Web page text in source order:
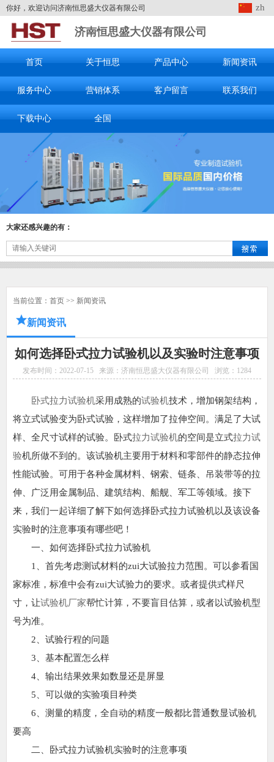
你好，欢迎访问济南恒思盛大仪器有限公司 zh
济南恒思盛大仪器有限公司
首页 关于恒思 产品中心 新闻资讯
服务中心 营销体系 客户留言 联系我们
下载中心 全国
大家还感兴趣的有：
当前位置： 首页 >> 新闻资讯
新闻资讯
如何选择卧式拉力试验机以及实验时注意事项
发布时间：2022-07-15 来源：济南恒思盛大仪器有限公司 浏览： 1284
卧式拉力试验机采用成熟的试验机技术，增加钢架结构，
将立式试验变为卧式试验，这样增加了拉伸空间。满足了大试
样、全尺寸试样的试验。卧式拉力试验机的空间是立式拉力试
验机所做不到的。该试验机主要用于材料和零部件的静态拉伸
性能试验。可用于各种金属材料、钢索、链条、吊装带等的拉
伸、广泛用金属制品、建筑结构、船舰、军工等领域。接下
来，我们一起详细了解下如何选择卧式拉力试验机以及该设备
实验时的注意事项有哪些吧！
一、如何选择卧式拉力试验机
1、首先考虑测试材料的zui大试验拉力范围。可以参看国
家标准，标准中会有zui大试验力的要求。或者提供式样尺
寸，让试验机厂家帮忙计算，不要盲目估算，或者以试验机型
号为准。
2、试验行程的问题
3、基本配置怎么样
4、输出结果效果如数显还是屏显
5、可以做的实验项目种类
6、测量的精度，全自动的精度一般都比普通数显试验机
要高
二、卧式拉力试验机实验时的注意事项